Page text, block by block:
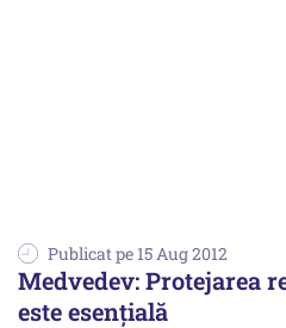
Publicat pe 15 Aug 2012
Medvedev: Protejarea
este esențială